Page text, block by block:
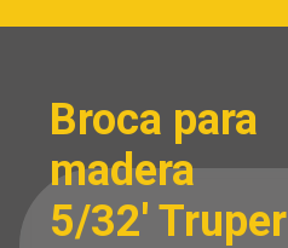
Broca para
madera
5/32′ Truper